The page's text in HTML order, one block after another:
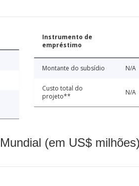
Instrumento de
empréstimo
Montante do subsídio N/A
Custo total do
projeto**
N/A
(em US$